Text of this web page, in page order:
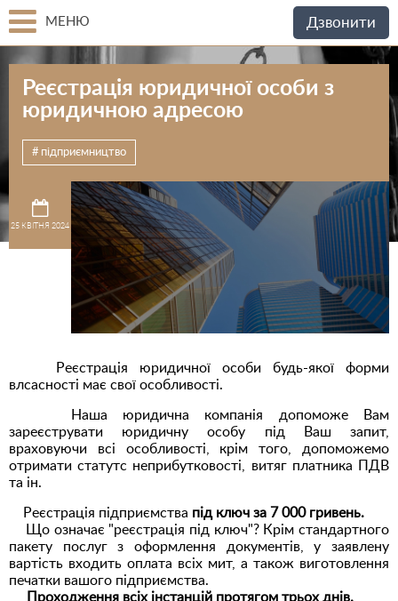
МЕНЮ Дзвонити
Реєстрація юридичної особи з
юридичною адресою
підприємництво
25 КВІТНЯ 2024
Реєстрація юридичної особи будь-якої форми
влсасності має свої особливості.
Наша юридична компанія допоможе Вам
зареєструвати юридичну особу під Ваш запит,
враховуючи всі особливості, крім того, допоможемо
отримати статутс неприбутковості, витяг платника ПДВ
та ін.
Реєстрація підприємства під ключ за 7 000 гривень.
Що означає "реєстрація під ключ"? Крім стандартного
пакету послуг з оформлення документів, у заявлену
вартість входить оплата всіх мит, а також виготовлення
печатки вашого підприємства.
Проходження всіх інстанцій протягом трьох днів.